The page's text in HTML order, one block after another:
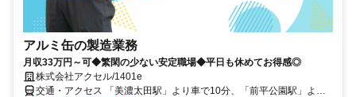
アルミ缶の製造業務
月収33万円～可◆繁閑の少ない安定職場◆平日も休めてお得感◎
株式会社アクセル/1401e
交通・アクセス 「美濃太田駅」より車で10分、「前平公園駅」より